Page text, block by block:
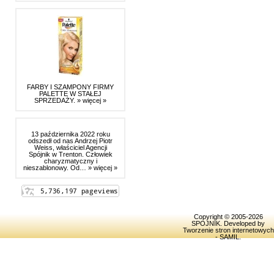
FARBY I SZAMPONY FIRMY
PALETTE W STAŁEJ
SPRZEDAŻY. » więcej »
13 października 2022 roku
odszedł od nas Andrzej Piotr
Weiss, właściciel Agencji
Spójnik w Trenton. Człowiek
charyzmatyczny i
nieszablonowy. Od… » więcej »
Copyright © 2005-2026
SPOJNIK . Developed by
Tworzenie stron internetowych
- SAMIL.